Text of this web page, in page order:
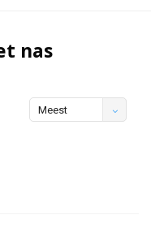
nas
Meest